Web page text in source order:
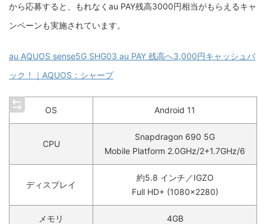
から応募すると、もれなくau PAY残高3000円相当がもらえるキャ
ンペーンも実施されています。
au AQUOS sense5G SHG03 au PAY 残高へ3,000円キャッシュバ
ック！｜AQUOS：シャープ
OS Android 11
CPU
Snapdragon 690 5G
Mobile Platform 2.0GHz/2+1.7GHz/6
ディスプレイ
約5.8 インチ／IGZO
Full HD+ (1080×2280)
メモリ 4GB